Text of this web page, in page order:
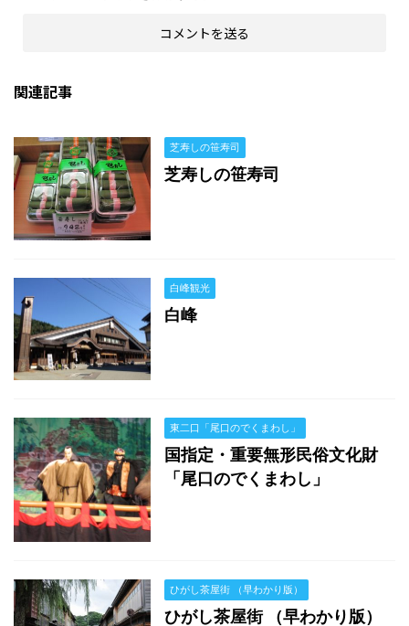
関連記事
芝寿しの笹寿司
芝寿しの笹寿司
白峰観光
白峰
東二口「尾口のでくまわし」
国指定・重要無形民俗文化財
「尾口のでくまわし」
ひがし茶屋街 （早わかり版）
ひがし茶屋街 （早わかり版）